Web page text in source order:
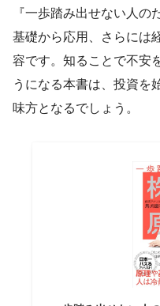
『一歩踏み出せない人
基礎から応用、さらには
容です。知ることで不安
うになる本書は、投資を
味方となるでしょう。